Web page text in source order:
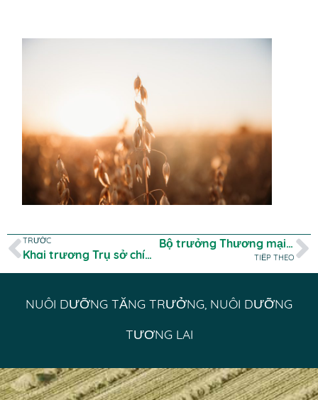
TRƯỚC
Khai trương Trụ sở chính Adelaide
Bộ trưởng Thương mại và Đầu tư SA Joe Szakacs sẽ có chuyến thăm
TIẾP THEO
NUÔI DƯỠNG TĂNG TRƯỞNG, NUÔI DƯỠNG
TƯƠNG LAI